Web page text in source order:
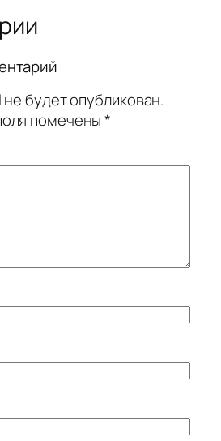
будет опубликован.
помечены*